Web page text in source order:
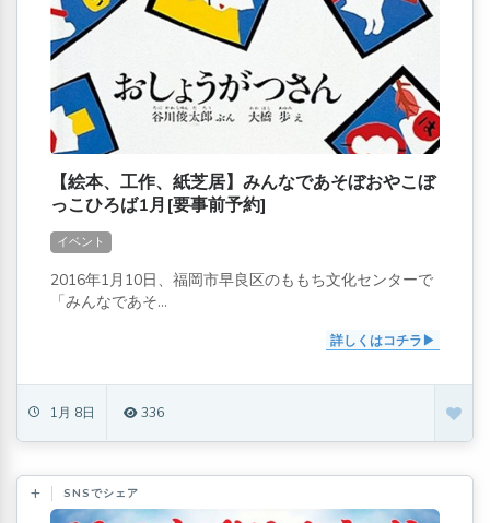
【絵本、工作、紙芝居】みんなであそぼおやこぼ
っこひろば1月[要事前予約]
イベント
2016年1月10日、福岡市早良区のももち文化センターで
「みんなであそ...
詳しくはコチラ
1月 8日 336
SNSでシェア